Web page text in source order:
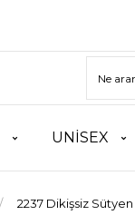
UNİSEX
2237 Dikişsiz